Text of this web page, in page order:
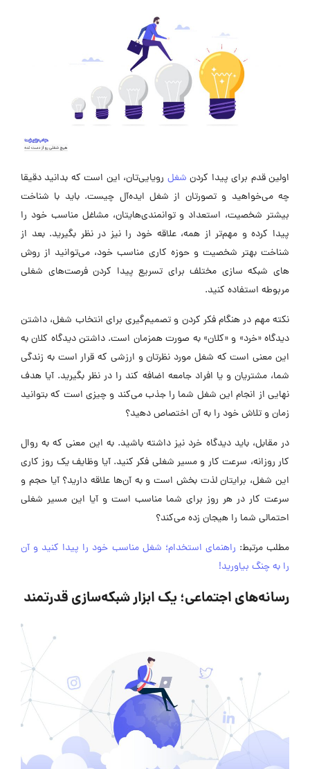
اولین قدم برای پیدا کردن شغل رویایی‌تان، این است که بدانید دقیقا
چه می‌خواهید و تصورتان از شغل ایده‌آل چیست. باید با شناخت
بیشتر شخصیت، استعداد و توانمندی‌هایتان، مشاغل مناسب خود را
پیدا کرده و مهم‌تر از همه، علاقه خود را نیز در نظر بگیرید. بعد از
شناخت بهتر شخصیت و حوزه کاری مناسب خود، می‌توانید از روش
های شبکه سازی مختلف برای تسریع پیدا کردن فرصت‌های شغلی
مربوطه استفاده کنید.
نکته مهم در هنگام فکر کردن و تصمیم‌گیری برای انتخاب شغل، داشتن
دیدگاه «خرد» و «کلان» به صورت همزمان است. داشتن دیدگاه کلان به
این معنی است که شغل مورد نظرتان و ارزشی که قرار است به زندگی
شما، مشتریان و یا افراد جامعه اضافه کند را در نظر بگیرید. آیا هدف
نهایی از انجام این شغل شما را جذب می‌کند و چیزی است که بتوانید
زمان و تلاش خود را به آن اختصاص دهید؟
در مقابل، باید دیدگاه خرد نیز داشته باشید. به این معنی که به روال
کار روزانه، سرعت کار و مسیر شغلی فکر کنید. آیا وظایف یک روز کاری
این شغل، برایتان لذت بخش است و به آن‌ها علاقه دارید؟ آیا حجم و
سرعت کار در هر روز برای شما مناسب است و آیا این مسیر شغلی
احتمالی شما را هیجان زده می‌کند؟
مطلب مرتبط: راهنمای استخدام؛ شغل مناسب خود را پیدا کنید و آن
را به چنگ بیاورید!
رسانه‌های اجتماعی؛ یک ابزار شبکه‌سازی قدرتمند